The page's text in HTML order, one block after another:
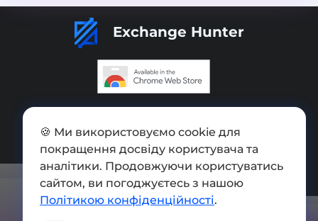
Exchange Hunter
Мапа сайту
Press kit
Умови використання
🍪 Ми використовуємо cookie для
покращення досвіду користувача та
аналітики. Продовжуючи користуватись
сайтом, ви погоджуєтесь з нашою
Політикою конфіденційності.